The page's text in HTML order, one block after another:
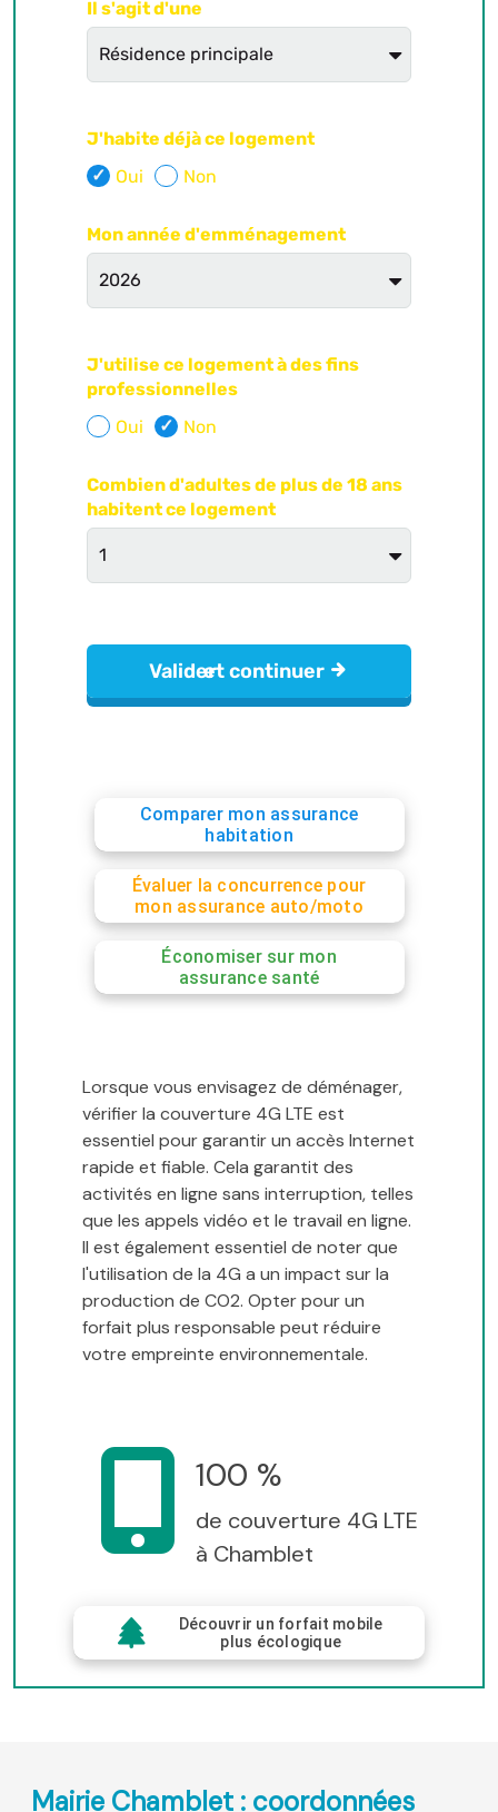
Comparer mon assurance
habitation
Évaluer la concurrence pour
mon assurance auto/moto
Économiser sur mon
assurance santé
Lorsque vous envisagez de déménager,
vérifier la couverture 4G LTE est
essentiel pour garantir un accès Internet
rapide et fiable. Cela garantit des
activités en ligne sans interruption, telles
que les appels vidéo et le travail en ligne.
Il est également essentiel de noter que
l'utilisation de la 4G a un impact sur la
production de CO2. Opter pour un
forfait plus responsable peut réduire
votre empreinte environnementale.
100 %
de couverture 4G LTE
à Chamblet
Découvrir un forfait mobile
plus écologique
Mairie Chamblet : coordonnées